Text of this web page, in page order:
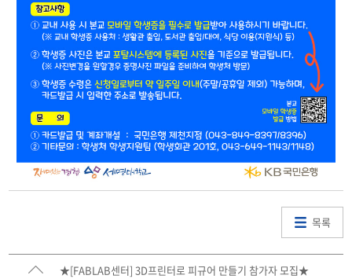
목록
★[FABLAB센터] 3D프린터로 피규어 만들기 참가자 모집★